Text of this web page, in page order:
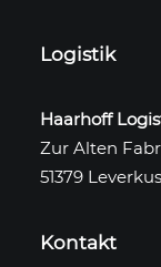
Logistik
Haarhoff
Zur Alten
51379
Kontakt